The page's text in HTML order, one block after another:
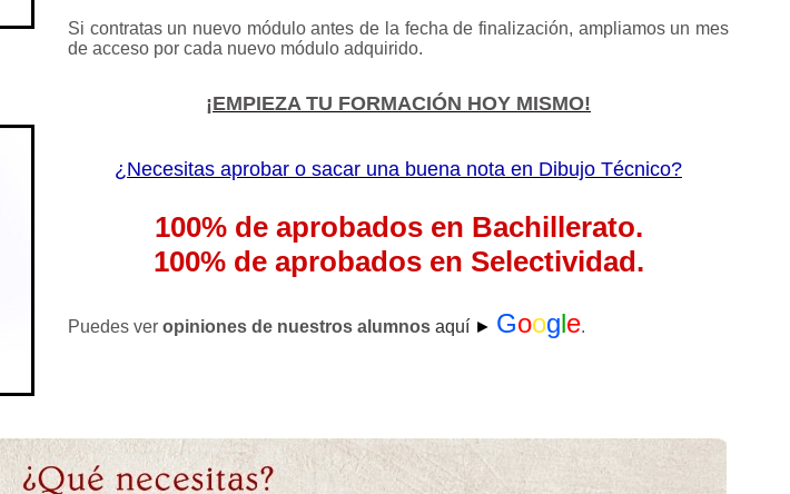
Si contratas un nuevo módulo antes de la fecha de finalización, ampliamos un mes
de acceso por cada nuevo módulo adquirido.
¡EMPIEZA TU FORMACIÓN HOY MISMO!
¿Necesitas aprobar o sacar una buena nota en Dibujo Técnico?
100%de aprobados en Bachillerato.
100% de aprobados en Selectividad.
Puedes ver opiniones de nuestros alumnos aquí ► Google.